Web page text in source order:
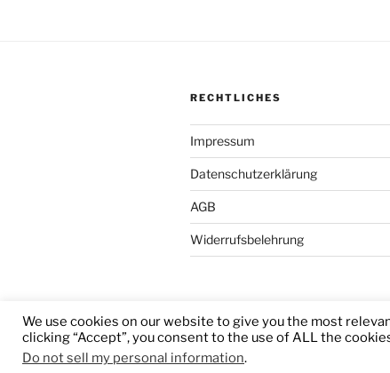
RECHTLICHES
Impressum
Datenschutzerklärung
AGB
Widerrufsbelehrung
Stolz präsentiert von WordPress
We use cookies on our website to give you the most
clicking “Accept”, you consent to the use of ALL the
Do not sell my personal information.